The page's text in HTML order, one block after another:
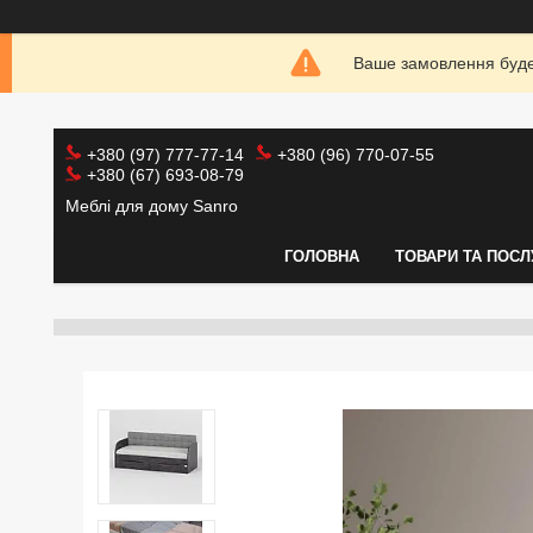
Ваше замовлення
+380 (97) 777-77-14
+380 (96) 770-07-55
+380 (67) 693-08-79
Меблі для дому Sanro
ГОЛОВНА ТОВАРИ ТА